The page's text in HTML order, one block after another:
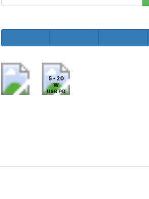
5 - 20
W
USB PD